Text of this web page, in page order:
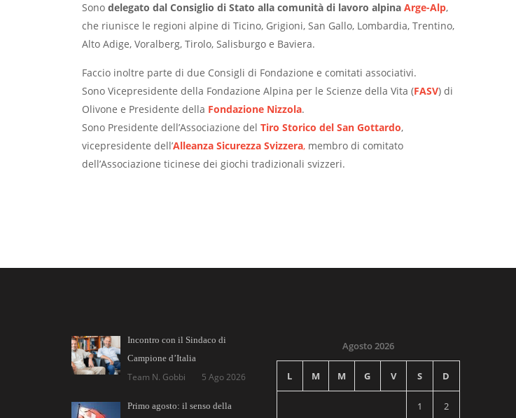
Sono delegato dal Consiglio di Stato alla comunità di lavoro alpina Arge-Alp,
che riunisce le regioni alpine di Ticino, Grigioni, San Gallo, Lombardia, Trentino,
Alto Adige, Voralberg, Tirolo, Salisburgo e Baviera.
Faccio inoltre parte di due Consigli di Fondazione e comitati associativi.
Sono Vicepresidente della Fondazione Alpina per le Scienze della Vita (FASV) di
Olivone e Presidente della Fondazione Nizzola.
Sono Presidente dell’Associazione del Tiro Storico del San Gottardo,
vicepresidente dell’Alleanza Sicurezza Svizzera, membro di comitato
dell’Associazione ticinese dei giochi tradizionali svizzeri.
Incontro con il Sindaco di
Campione d’Italia
Team N. Gobbi 5 Ago 2026
Primo agosto: il senso della
Agosto 2026
L M M G V S D
1 2